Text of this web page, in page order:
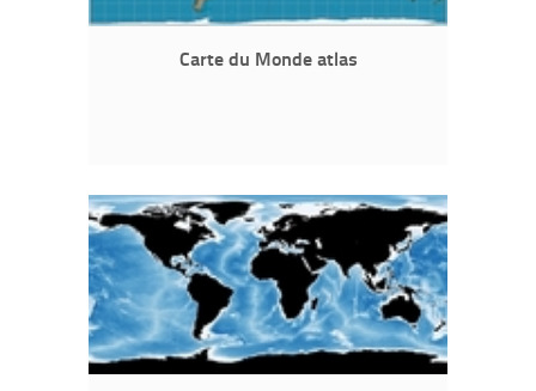
Carte du Monde atlas